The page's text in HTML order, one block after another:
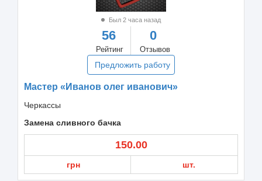
Был 2 часа назад
56
Рейтинг
0
Отзывов
Предложить работу
Мастер «Иванов олег иванович»
Черкассы
Замена сливного бачка
150.00
грн шт.